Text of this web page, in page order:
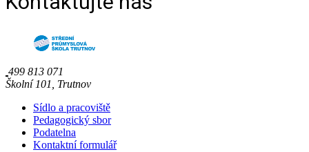
499 813 071
Školní 101, Trutnov
Sídlo a pracoviště
Pedagogický sbor
Podatelna
Kontaktní formulář